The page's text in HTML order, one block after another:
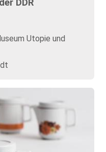
DDR
Utopie und